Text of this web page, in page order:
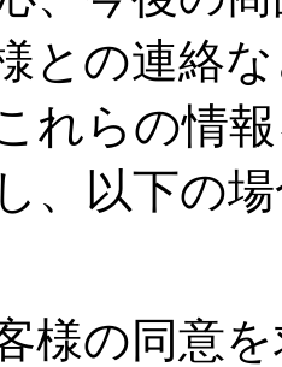
との連絡
れらの情
、以下の
様の同意